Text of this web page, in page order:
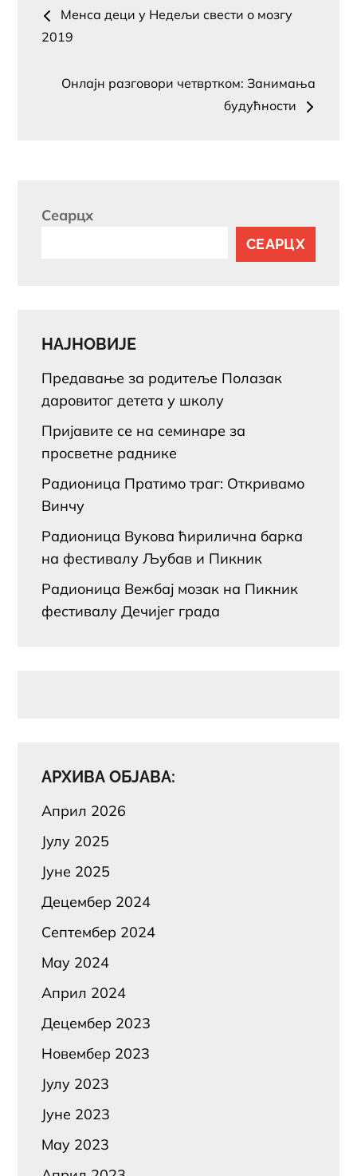
навигатион
Менса деци у Недељи свести о мозгу
2019
Онлајн разговори четвртком: Занимања
будућности
Сеарцх
СЕАРЦХ
НАЈНОВИЈЕ
Предавање за родитеље Полазак
даровитог детета у школу
Пријавите се на семинаре за
просветне раднике
Радионица Пратимо траг: Откривамо
Винчу
Радионица Вукова ћирилична барка
на фестивалу Љубав и Пикник
Радионица Вежбај мозак на Пикник
фестивалу Дечијег града
АРХИВА ОБЈАВА:
Април 2026
Јулy 2025
Јуне 2025
Децембер 2024
Септембер 2024
Маy 2024
Април 2024
Децембер 2023
Новембер 2023
Јулy 2023
Јуне 2023
Маy 2023